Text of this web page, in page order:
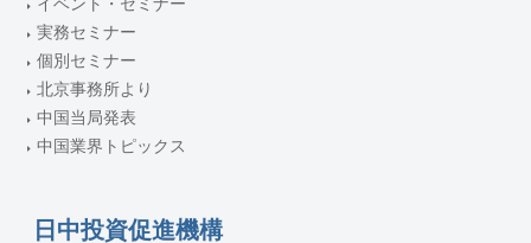
イベント・セミナー
実務セミナー
個別セミナー
北京事務所より
中国当局発表
中国業界トピックス
日中投資促進機構